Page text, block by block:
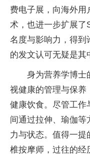
费电子展，向海外用
术，也进一步扩展了
名度与影响力，得到
的发文认可无疑是其
身为营养学博士
视健康的管理与保养
健康饮食。尽管工作
间通过拉伸、瑜伽
力与状态。值得一提
椎按摩师，过往的经